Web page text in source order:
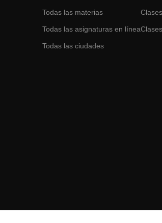
Todas las materias
Todas las asignaturas en línea
Todas las ciudades